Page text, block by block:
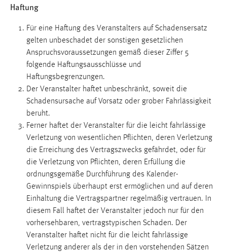
Haftung
Für eine Haftung des Veranstalters auf Schadensersatz
gelten unbeschadet der sonstigen gesetzlichen
Anspruchsvoraussetzungen gemäß dieser Ziffer 5
folgende Haftungsausschlüsse und
Haftungsbegrenzungen.
Der Veranstalter haftet unbeschränkt, soweit die
Schadensursache auf Vorsatz oder grober Fahrlässigkeit
beruht.
Ferner haftet der Veranstalter für die leicht fahrlässige
Verletzung von wesentlichen Pflichten, deren Verletzung
die Erreichung des Vertragszwecks gefährdet, oder für
die Verletzung von Pflichten, deren Erfüllung die
ordnungsgemäße Durchführung des Kalender-
Gewinnspiels überhaupt erst ermöglichen und auf deren
Einhaltung die Vertragspartner regelmäßig vertrauen. In
diesem Fall haftet der Veranstalter jedoch nur für den
vorhersehbaren, vertragstypischen Schaden. Der
Veranstalter haftet nicht für die leicht fahrlässige
Verletzung anderer als der in den vorstehenden Sätzen